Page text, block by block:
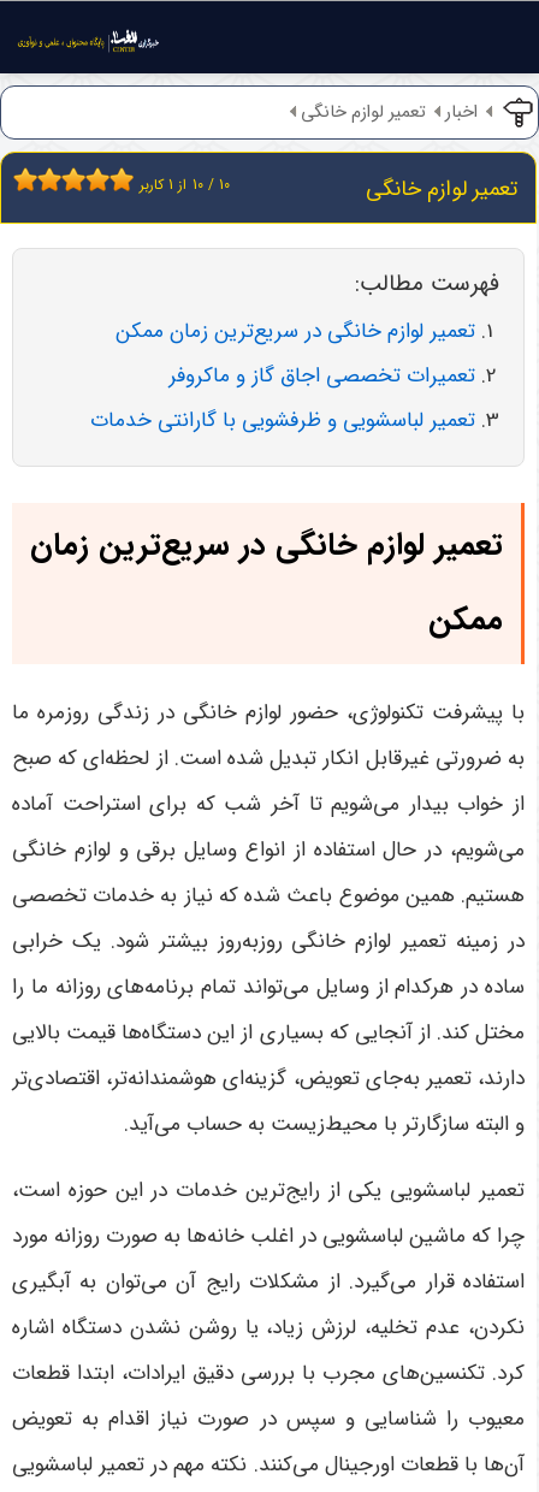
اخبار تعمیر لوازم خانگی
تعمیر لوازم خانگی 10 / 10 از 1کاربر
فهرست مطالب:
تعمیر لوازم خانگی در سریع‌ترین زمان ممکن
تعمیرات تخصصی اجاق گاز و ماکروفر
تعمیر لباسشویی و ظرفشویی با گارانتی خدمات
تعمیر لوازم خانگی در سریع‌ترین زمان
ممکن
با پیشرفت تکنولوژی، حضور لوازم خانگی در زندگی روزمره ما
به ضرورتی غیرقابل انکار تبدیل شده است. از لحظه‌ای که صبح
از خواب بیدار می‌شویم تا آخر شب که برای استراحت آماده
می‌شویم، در حال استفاده از انواع وسایل برقی و لوازم خانگی
هستیم. همین موضوع باعث شده که نیاز به خدمات تخصصی
در زمینه تعمیر لوازم خانگی روزبه‌روز بیشتر شود. یک خرابی
ساده در هرکدام از وسایل می‌تواند تمام برنامه‌های روزانه ما را
مختل کند. از آنجایی که بسیاری از این دستگاه‌ها قیمت بالایی
دارند، تعمیر به‌جای تعویض، گزینه‌ای هوشمندانه‌تر، اقتصادی‌تر
و البته سازگارتر با محیط‌زیست به حساب می‌آید.
تعمیر لباسشویی یکی از رایج‌ترین خدمات در این حوزه است،
چرا که ماشین لباسشویی در اغلب خانه‌ها به صورت روزانه مورد
استفاده قرار می‌گیرد. از مشکلات رایج آن می‌توان به آبگیری
نکردن، عدم تخلیه، لرزش زیاد، یا روشن نشدن دستگاه اشاره
کرد. تکنسین‌های مجرب با بررسی دقیق ایرادات، ابتدا قطعات
معیوب را شناسایی و سپس در صورت نیاز اقدام به تعویض
آن‌ها با قطعات اورجینال می‌کنند. نکته مهم در تعمیر لباسشویی